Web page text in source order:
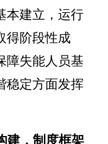
本建立，运行
得阶段性成
障失能人员基
稳定方面发挥
建，制度框架